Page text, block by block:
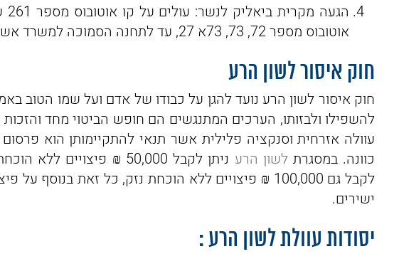
אוטובוס מספר 72, 73, 73א 27, עד לתחנה הסמוכה למשרד אשר נמצא בדרך בר יהודה 52, (בית עופר)
חוק איסור לשון הרע
חוק איסור לשון הרע נועד להגן על כבודו של אדם ועל שמו הטוב
להשפילו ולבזותו, הערכים המתנגשים הם חופש הביטוי מחד
עוולה אזרחית וסנקציה פלילית אשר תנאי להתקיימותן הוא
כוונה. במסגרתלשון הרע
ניתן לקבל 50,000 ₪
לקבל גם 100,000 ₪ פיצויים ללא הוכחת נזק, כל זאת
ישירים.
יסודות עוולת לשון הרע :